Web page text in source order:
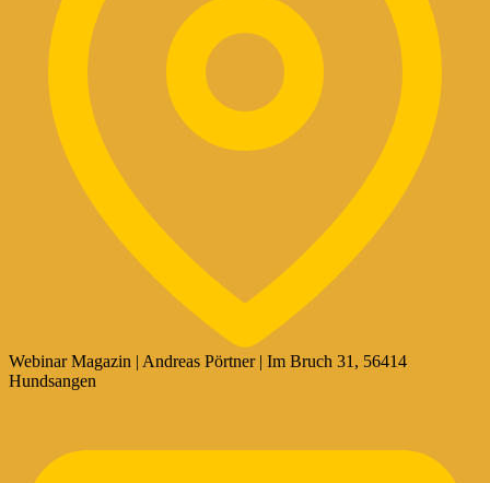
Webinar Magazin | Andreas Pörtner | Im Bruch 31, 56414
Hundsangen